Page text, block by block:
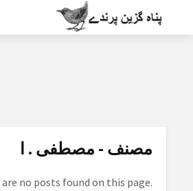
مصنف - مصطفی . ا
no posts found on this page.